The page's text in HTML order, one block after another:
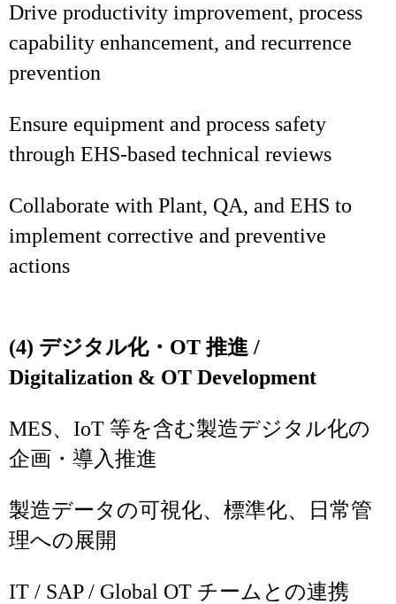
Drive productivity improvement, process
capability enhancement, and recurrence
prevention
Ensure equipment and process safety
through EHS‑based technical reviews
Collaborate with Plant, QA, and EHS to
implement corrective and preventive
actions
(4) デジタル化・OT 推進 /
Digitalization & OT Development
MES、IoT 等を含む製造デジタル化の
企画・導入推進
製造データの可視化、標準化、日常管
理への展開
IT / SAP / Global OT チームとの連携